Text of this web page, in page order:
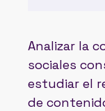
Analizar la
sociales
estudiar el
de